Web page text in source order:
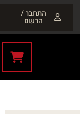
התחבר /
הרשם